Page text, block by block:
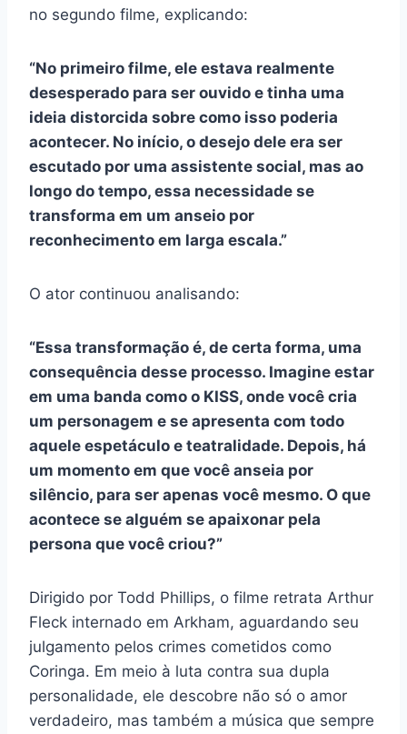
no segundo filme, explicando:
“No primeiro filme, ele estava realmente
desesperado para ser ouvido e tinha uma
ideia distorcida sobre como isso poderia
acontecer. No início, o desejo dele era ser
escutado por uma assistente social, mas ao
longo do tempo, essa necessidade se
transforma em um anseio por
reconhecimento em larga escala.”
O ator continuou analisando:
“Essa transformação é, de certa forma, uma
consequência desse processo. Imagine estar
em uma banda como o KISS, onde você cria
um personagem e se apresenta com todo
aquele espetáculo e teatralidade. Depois, há
um momento em que você anseia por
silêncio, para ser apenas você mesmo. O que
acontece se alguém se apaixonar pela
persona que você criou?”
Dirigido por Todd Phillips, o filme retrata Arthur
Fleck internado em Arkham, aguardando seu
julgamento pelos crimes cometidos como
Coringa. Em meio à luta contra sua dupla
personalidade, ele descobre não só o amor
verdadeiro, mas também a música que sempre